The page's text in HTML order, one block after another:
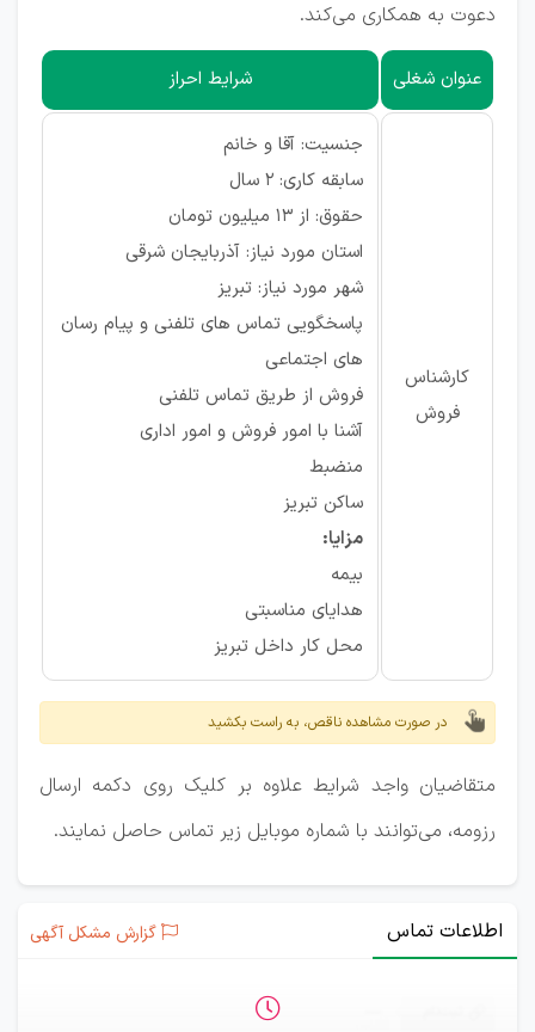
دعوت به همکاری می‌کند.
عنوان شغلی شرایط احراز
کارشناس
فروش
جنسیت: آقا و خانم
سابقه کاری: ۲ سال
حقوق: از ۱۳ میلیون تومان
استان مورد نیاز: آذربایجان شرقی
شهر مورد نیاز: تبریز
پاسخگویی تماس های تلفنی و پیام رسان
های اجتماعی
فروش از طریق تماس تلفنی
آشنا با امور فروش و امور اداری
منضبط
ساکن تبریز
مزایا:
بیمه
هدایای مناسبتی
محل کار داخل تبریز
در صورت مشاهده ناقص، به راست بکشید
متقاضیان واجد شرایط علاوه بر کلیک روی دکمه ارسال
رزومه، می‌توانند با شماره موبایل زیر تماس حاصل نمایند.
اطلاعات تماس گزارش مشکل آگهی